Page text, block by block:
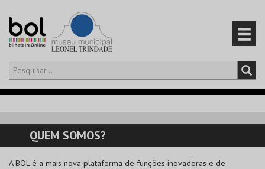
Olá,iniciar sessão
CARRINHO
EVENTOS
QUEM SOMOS?
ABOLé a mais nova plataforma de funções inovadoras e de